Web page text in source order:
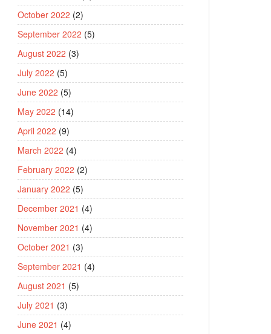
October 2022 (2)
September 2022 (5)
August 2022 (3)
July 2022 (5)
June 2022 (5)
May 2022 (14)
April 2022 (9)
March 2022 (4)
February 2022 (2)
January 2022 (5)
December 2021 (4)
November 2021 (4)
October 2021 (3)
September 2021 (4)
August 2021 (5)
July 2021 (3)
June 2021 (4)